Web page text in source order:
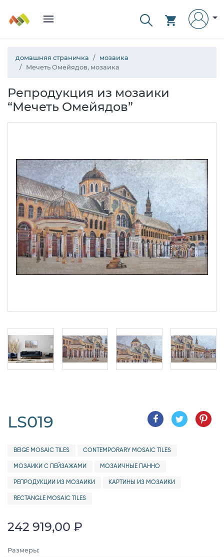
домашняя страничка
мозаика
Мечеть Омейядов, мозаика
Репродукция из мозаики
“Мечеть Омейядов”
LS019
BEIGE MOSAIC TILES CONTEMPORARY MOSAIC TILES
МОЗАИКИ С ПЕЙЗАЖАМИ МОЗАИЧНЫЕ ПАННО
РЕПРОДУКЦИИ ИЗ МОЗАИКИ КАРТИНЫ ИЗ МОЗАИКИ
RECTANGLE MOSAIC TILES
242 919,00 ₽
Размеры: